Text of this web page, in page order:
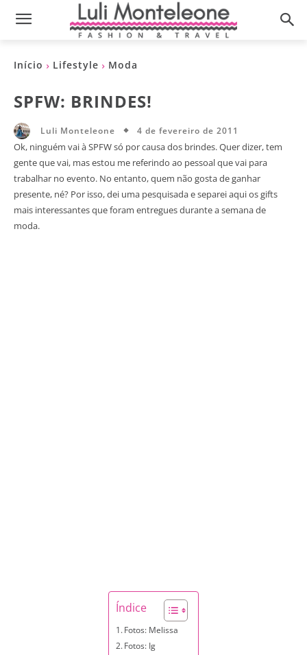
Início Lifestyle Moda
SPFW: BRINDES!
Luli Monteleone 4 de fevereiro de 2011
Ok, ninguém vai à SPFW só por causa dos brindes. Quer dizer, tem
gente que vai, mas estou me referindo ao pessoal que vai para
trabalhar no evento. No entanto, quem não gosta de ganhar
presente, né? Por isso, dei uma pesquisada e separei aqui os gifts
mais interessantes que foram entregues durante a semana de
moda.
Índice
Fotos: Melissa
Fotos: Ig